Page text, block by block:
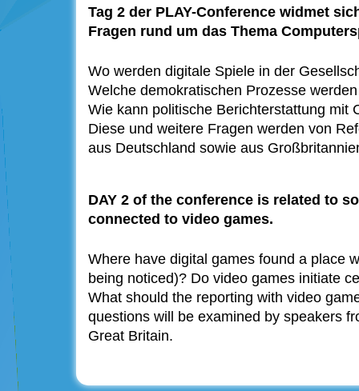
Tag 2 der PLAY-Conference widmet
Fragen rund um das Thema
Wo werden digitale Spiele in der
Welche demokratischen Prozesse
Wie kann politische Berichterstattung mit
Diese und weitere Fragen werden von
aus Deutschland sowie aus
DAY 2 of the conference is related to
connected to video games.
Where have digital games found a place
being noticed)? Do video games initiate
What should the reporting with video
questions will be examined by speakers
Great Britain.